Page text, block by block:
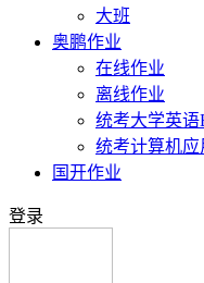
大班
奥鹏作业
在线作业
离线作业
统考大学英语
统考计算机应
国开作业
登录